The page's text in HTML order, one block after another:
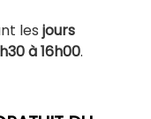
les jours
à 16h00.